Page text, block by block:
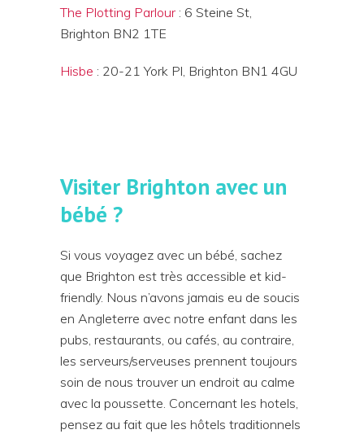
The Plotting Parlour : 6 Steine St,
Brighton BN2 1TE
Hisbe : 20-21 York Pl, Brighton BN1 4GU
Visiter Brighton avec un
bébé ?
Si vous voyagez avec un bébé, sachez
que Brighton est très accessible et kid-
friendly. Nous n’avons jamais eu de soucis
en Angleterre avec notre enfant dans les
pubs, restaurants, ou cafés, au contraire,
les serveurs/serveuses prennent toujours
soin de nous trouver un endroit au calme
avec la poussette. Concernant les hotels,
pensez au fait que les hôtels traditionnels